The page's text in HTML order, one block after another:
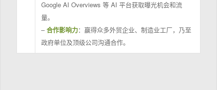
Google AI Overviews 等 AI 平台获取曝光机会和流
量。
–合作影响力：赢得众多外贸企业、制造业工厂，乃至
政府单位及顶级公司沟通合作。